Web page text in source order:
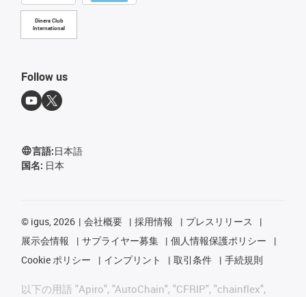
Diners Club
International
Follow us
言語:日本語
国名: 日本
© igus, 2026 会社概要 採用情報
プレスリリース
展示会情報
サプライヤー募集
個人情報保護ポリシー
Cookie ポリシー
インプリント 取引条件 手続規則
以下の用語 "Apiro", "AutoChain", "CFRIP", "chainflex",